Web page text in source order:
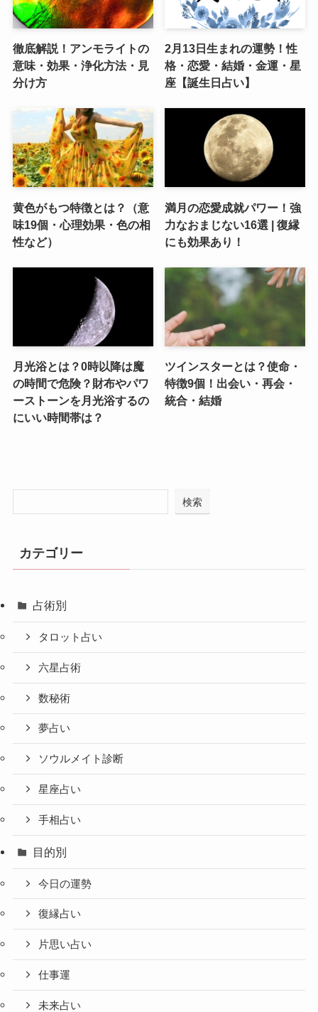
徹底解説！アンモライトの
意味・効果・浄化方法・見
分け方
2月13日生まれの運勢！性
格・恋愛・結婚・金運・星
座【誕生日占い】
黄色がもつ特徴とは？（意
味19個・心理効果・色の相
性など）
満月の恋愛成就パワー！強
力なおまじない16選 | 復縁
にも効果あり！
月光浴とは？0時以降は魔
の時間で危険？財布やパワ
ーストーンを月光浴するの
にいい時間帯は？
ツインスターとは？使命・
特徴9個！出会い・再会・
統合・結婚
検索
カテゴリー
占術別
タロット占い
六星占術
数秘術
夢占い
ソウルメイト診断
星座占い
手相占い
目的別
今日の運勢
復縁占い
片思い占い
仕事運
未来占い